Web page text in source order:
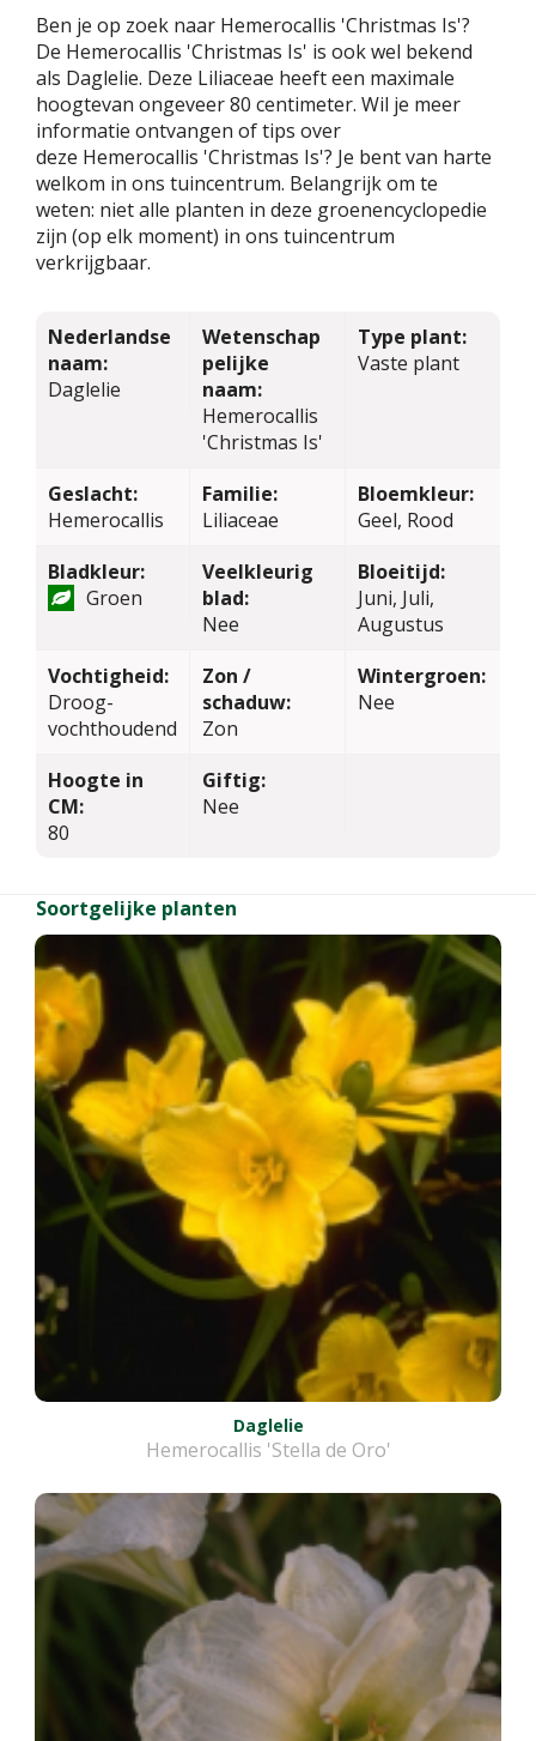
Ben je op zoek naar Hemerocallis 'Christmas Is'?
De Hemerocallis 'Christmas Is' is ook wel bekend
als Daglelie. Deze Liliaceae heeft een maximale
hoogtevan ongeveer 80 centimeter. Wil je meer
informatie ontvangen of tips over
deze Hemerocallis 'Christmas Is'? Je bent van harte
welkom in ons tuincentrum. Belangrijk om te
weten: niet alle planten in deze groenencyclopedie
zijn (op elk moment) in ons tuincentrum
verkrijgbaar.
Nederlandse
naam:
Daglelie
Wetenschap
pelijke
naam:
Hemerocallis
'Christmas Is'
Type plant:
Vaste plant
Geslacht:
Hemerocallis
Familie:
Liliaceae
Bloemkleur:
Geel, Rood
Bladkleur:
Groen
Veelkleurig
blad:
Nee
Bloeitijd:
Juni, Juli,
Augustus
Vochtigheid:
Droog-
vochthoudend
Zon /
schaduw:
Zon
Wintergroen:
Nee
Hoogte in
CM:
80
Giftig:
Nee
Soortgelijke planten
Daglelie
Hemerocallis 'Stella de Oro'